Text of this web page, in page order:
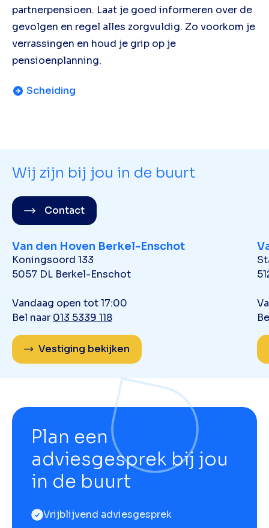
partnerpensioen. Laat je goed informeren over de
gevolgen en regel alles zorgvuldig. Zo voorkom je
verrassingen en houd je grip op je
pensioenplanning.
Scheiding
Wij zijn bij jou in de buurt
Contact
Van den Hoven Berkel-Enschot
Koningsoord 133
5057 DL Berkel-Enschot
Vandaag open tot 17:00
Bel naar 013 5339 118
Vestiging bekijken
Plan een
adviesgesprek bij jou
in de buurt
Vrijblijvend adviesgesprek